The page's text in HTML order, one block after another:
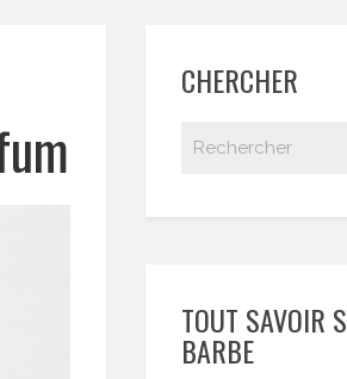
CHERCHER
TOUT SAVOIR
BARBE